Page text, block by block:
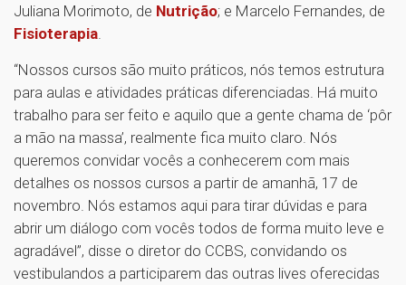
Juliana Morimoto, de Nutrição; e Marcelo Fernandes, de
Fisioterapia
“Nossos cursos são muito práticos, nós temos estrutura
para aulas e atividades práticas diferenciadas. Há muito
trabalho para ser feito e aquilo que a gente chama de ‘pôr
a mão na massa’, realmente fica muito claro. Nós
queremos convidar vocês a conhecerem com mais
detalhes os nossos cursos a partir de amanhã, 17 de
novembro. Nós estamos aqui para tirar dúvidas e para
abrir um diálogo com vocês todos de forma muito leve e
agradável”, disse o diretor do CCBS, convidando os
vestibulandos a participarem das outras lives oferecidas